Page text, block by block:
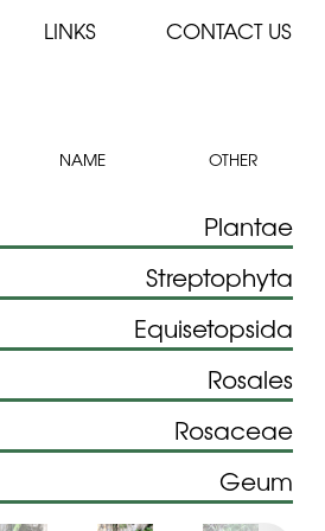
LINKS CONTACT US
NAME OTHER
Plantae
Streptophyta
Equisetopsida
Rosales
Rosaceae
Geum